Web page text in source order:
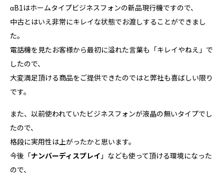
αB1はホームタイプビジネスフォンの新品現行機ですので、
中古とはいえ非常にキレイな状態でお渡しすることができまし
た。
電話機を見たお客様から最初に溢れた言葉も「キレイやねえ」で
したので、
大変満足頂ける商品をご提供できたのではと弊社も喜ばしい限り
です。
また、以前使われていたビジネスフォンが液晶の無いタイプでし
たので、
格段に実用性は上がったかと思います。
今後「ナンバーディスプレイ 」なども使って頂ける環境になった
ので、